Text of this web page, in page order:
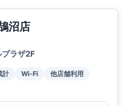
沼店
ラザ2F
計 Wi-Fi
他店舗利用